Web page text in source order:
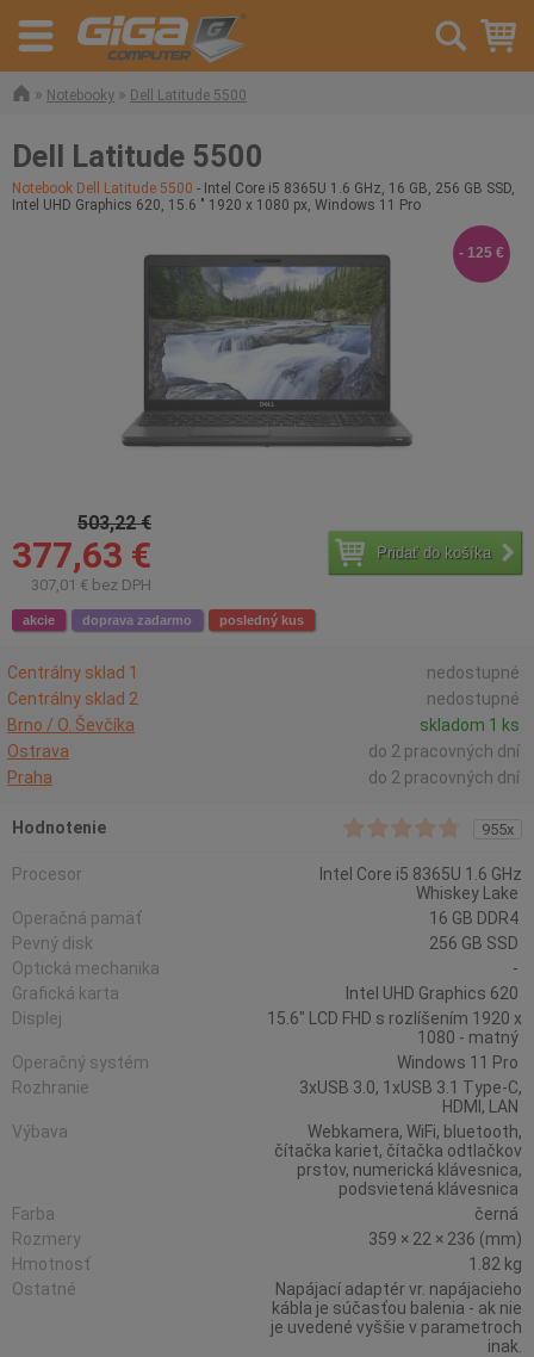
» Notebooky » Dell Latitude 5500
Dell Latitude 5500
Notebook Dell Latitude 5500 - Intel Core i5 8365U 1.6 GHz, 16 GB, 256 GB SSD,
Intel UHD Graphics 620, 15.6 " 1920 x 1080 px, Windows 11 Pro
503,22 €
377,63 €
307,01 € bez DPH
Pridať do košíka
akcie doprava zadarmo posledný kus
- 125 €
Centrálny sklad 1
nedostupné
Centrálny sklad 2
nedostupné
Brno / O. Ševčíka
skladom 1 ks
Ostrava
do 2 pracovných dní
Praha
do 2 pracovných dní
Hodnotenie 955x
Procesor
Intel Core i5 8365U 1.6 GHz
Whiskey Lake
Operačná pamäť
16 GB DDR4
Pevný disk
256 GB SSD
Optická mechanika
-
Grafická karta
Intel UHD Graphics 620
Displej
15.6" LCD FHD s rozlíšením 1920 x
1080 - matný
Operačný systém
Windows 11 Pro
Rozhranie
3xUSB 3.0, 1xUSB 3.1 Type-C,
HDMI, LAN
Výbava
Webkamera, WiFi, bluetooth,
čítačka kariet, čítačka odtlačkov
prstov, numerická klávesnica,
podsvietená klávesnica
Farba
černá
Rozmery
359 × 22 × 236 (mm)
Hmotnosť
1.82 kg
Ostatné
Napájací adaptér vr. napájacieho
kábla je súčasťou balenia - ak nie
je uvedené vyššie v parametroch
inak.